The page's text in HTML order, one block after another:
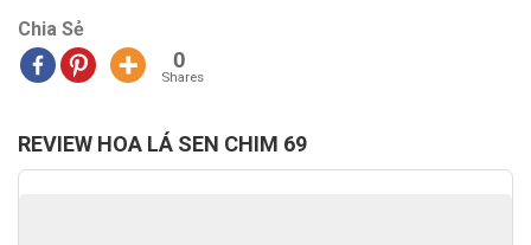
Chia Sẻ
0
Shares
REVIEW HOA LÁ SEN CHIM 69